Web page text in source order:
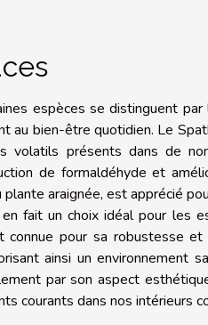
espèces se distinguent par
au bien-être quotidien. Le
volatils présents dans de
de formaldéhyde et
araignée, est apprécié
fait un choix idéal pour les
pour sa robustesse
ainsi un environnement
par son aspect
courants dans nos intérieurs